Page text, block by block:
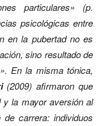
particulares» (p.
psicológicas entre
en la pubertad no es
sino resultado de
En la misma tónica,
(2009) afirmaron que
y la mayor aversión al
carrera: individuos